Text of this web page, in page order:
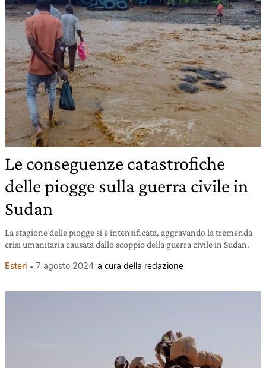
Le conseguenze catastrofiche
delle piogge sulla guerra civile in
Sudan
La stagione delle piogge si è intensificata, aggravando la tremenda
crisi umanitaria causata dallo scoppio della guerra civile in Sudan.
Esteri 7 agosto 2024 a cura della redazione